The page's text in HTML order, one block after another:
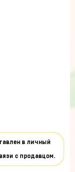
в личный
с продавцом.